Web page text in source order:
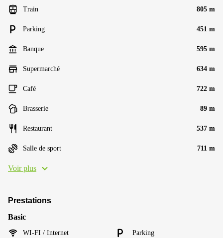
Train 805 m
Parking 451 m
Banque 595 m
Supermarché 634 m
Café 722 m
Brasserie 89 m
Restaurant 537 m
Salle de sport 711 m
Voir plus
Prestations
Basic
WI-FI / Internet Parking